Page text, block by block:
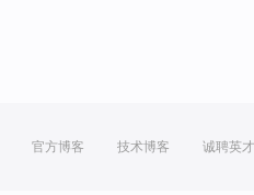
官方博客 技术博客 诚聘英才